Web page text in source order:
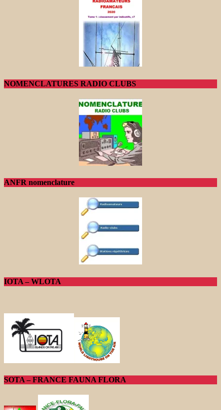
NOMENCLATURES RADIO CLUBS
ANFR nomenclature
IOTA – WLOTA
SOTA – FRANCE FAUNA FLORA